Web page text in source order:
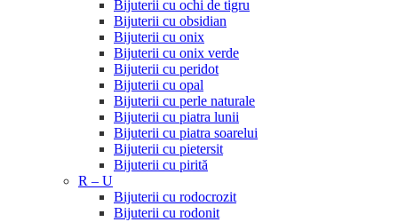
Bijuterii cu ochi de tigru
Bijuterii cu obsidian
Bijuterii cu onix
Bijuterii cu onix verde
Bijuterii cu peridot
Bijuterii cu opal
Bijuterii cu perle naturale
Bijuterii cu piatra lunii
Bijuterii cu piatra soarelui
Bijuterii cu pietersit
Bijuterii cu pirită
R – U
Bijuterii cu rodocrozit
Bijuterii cu rodonit